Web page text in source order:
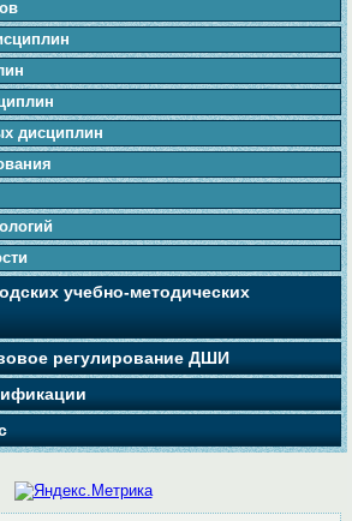
дисциплин
учебно-методических
регулирование ДШИ